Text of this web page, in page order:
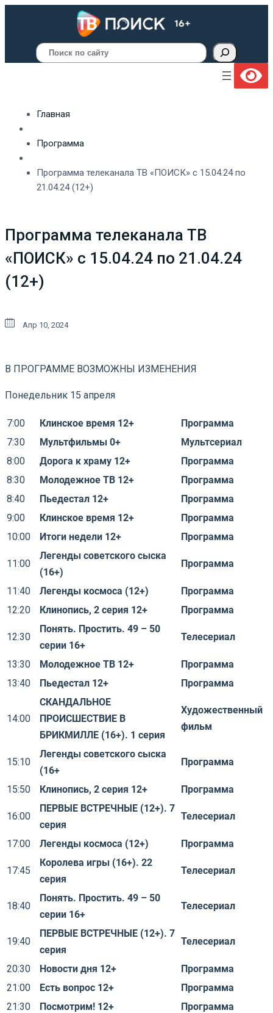
Поиск
Главная
Программа
Программа телеканала ТВ «ПОИСК» с 15.04.24 по
21.04.24 (12+)
Программа телеканала ТВ
«ПОИСК» с 15.04.24 по 21.04.24
(12+)
Апр 10, 2024
В ПРОГРАММЕ ВОЗМОЖНЫ ИЗМЕНЕНИЯ
Понедельник 15 апреля
7:00 Клинское время 12+
Программа
7:30
Мультфильмы 0+
Мультсериал
8:00
Дорога к храму 12+
Программа
8:30
Молодежное ТВ 12+
Программа
8:40
Пьедестал 12+
Программа
9:00
Клинское время 12+
Программа
10:00
Итоги недели 12+ Программа
11:00
Легенды советского сыска
(16+)
Программа
11:40 Легенды космоса (12+)
Программа
12:20
Клинопись, 2 серия 12+ Программа
12:30
Понять. Простить. 49 – 50
серии 16+
Телесериал
13:30 Молодежное ТВ 12+
Программа
13:40
Пьедестал 12+ Программа
14:00
СКАНДАЛЬНОЕ
ПРОИСШЕСТВИЕ В
БРИКМИЛЛЕ (16+). 1 серия
Художественный
фильм
15:10
Легенды советского сыска
(16+
Программа
15:50 Клинопись, 2 серия 12+ Программа
16:00
ПЕРВЫЕ ВСТРЕЧНЫЕ (12+). 7
серия
Телесериал
17:00 Легенды космоса (12+) Программа
17:45
Королева игры (16+). 22
серия
Телесериал
18:40
Понять. Простить. 49 – 50
серии 16+
Телесериал
19:40
ПЕРВЫЕ ВСТРЕЧНЫЕ (12+). 7
серия
Телесериал
20:30 Новости дня 12+
Программа
21:00
Есть вопрос 12+
Программа
21:30
Посмотрим! 12+ Программа